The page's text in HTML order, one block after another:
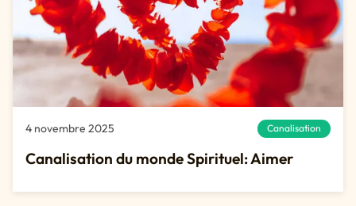
4 novembre 2025 Canalisation
Canalisation du monde Spirituel: Aimer